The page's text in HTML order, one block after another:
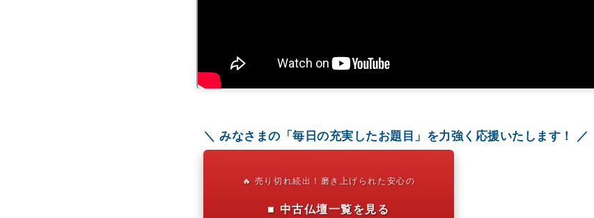
＼ みなさまの「毎日の充実したお題目」を力強く応援いたします！ ／
🔥 売り切れ続出！磨き上げられた安心の
■ 中古仏壇一覧を見る